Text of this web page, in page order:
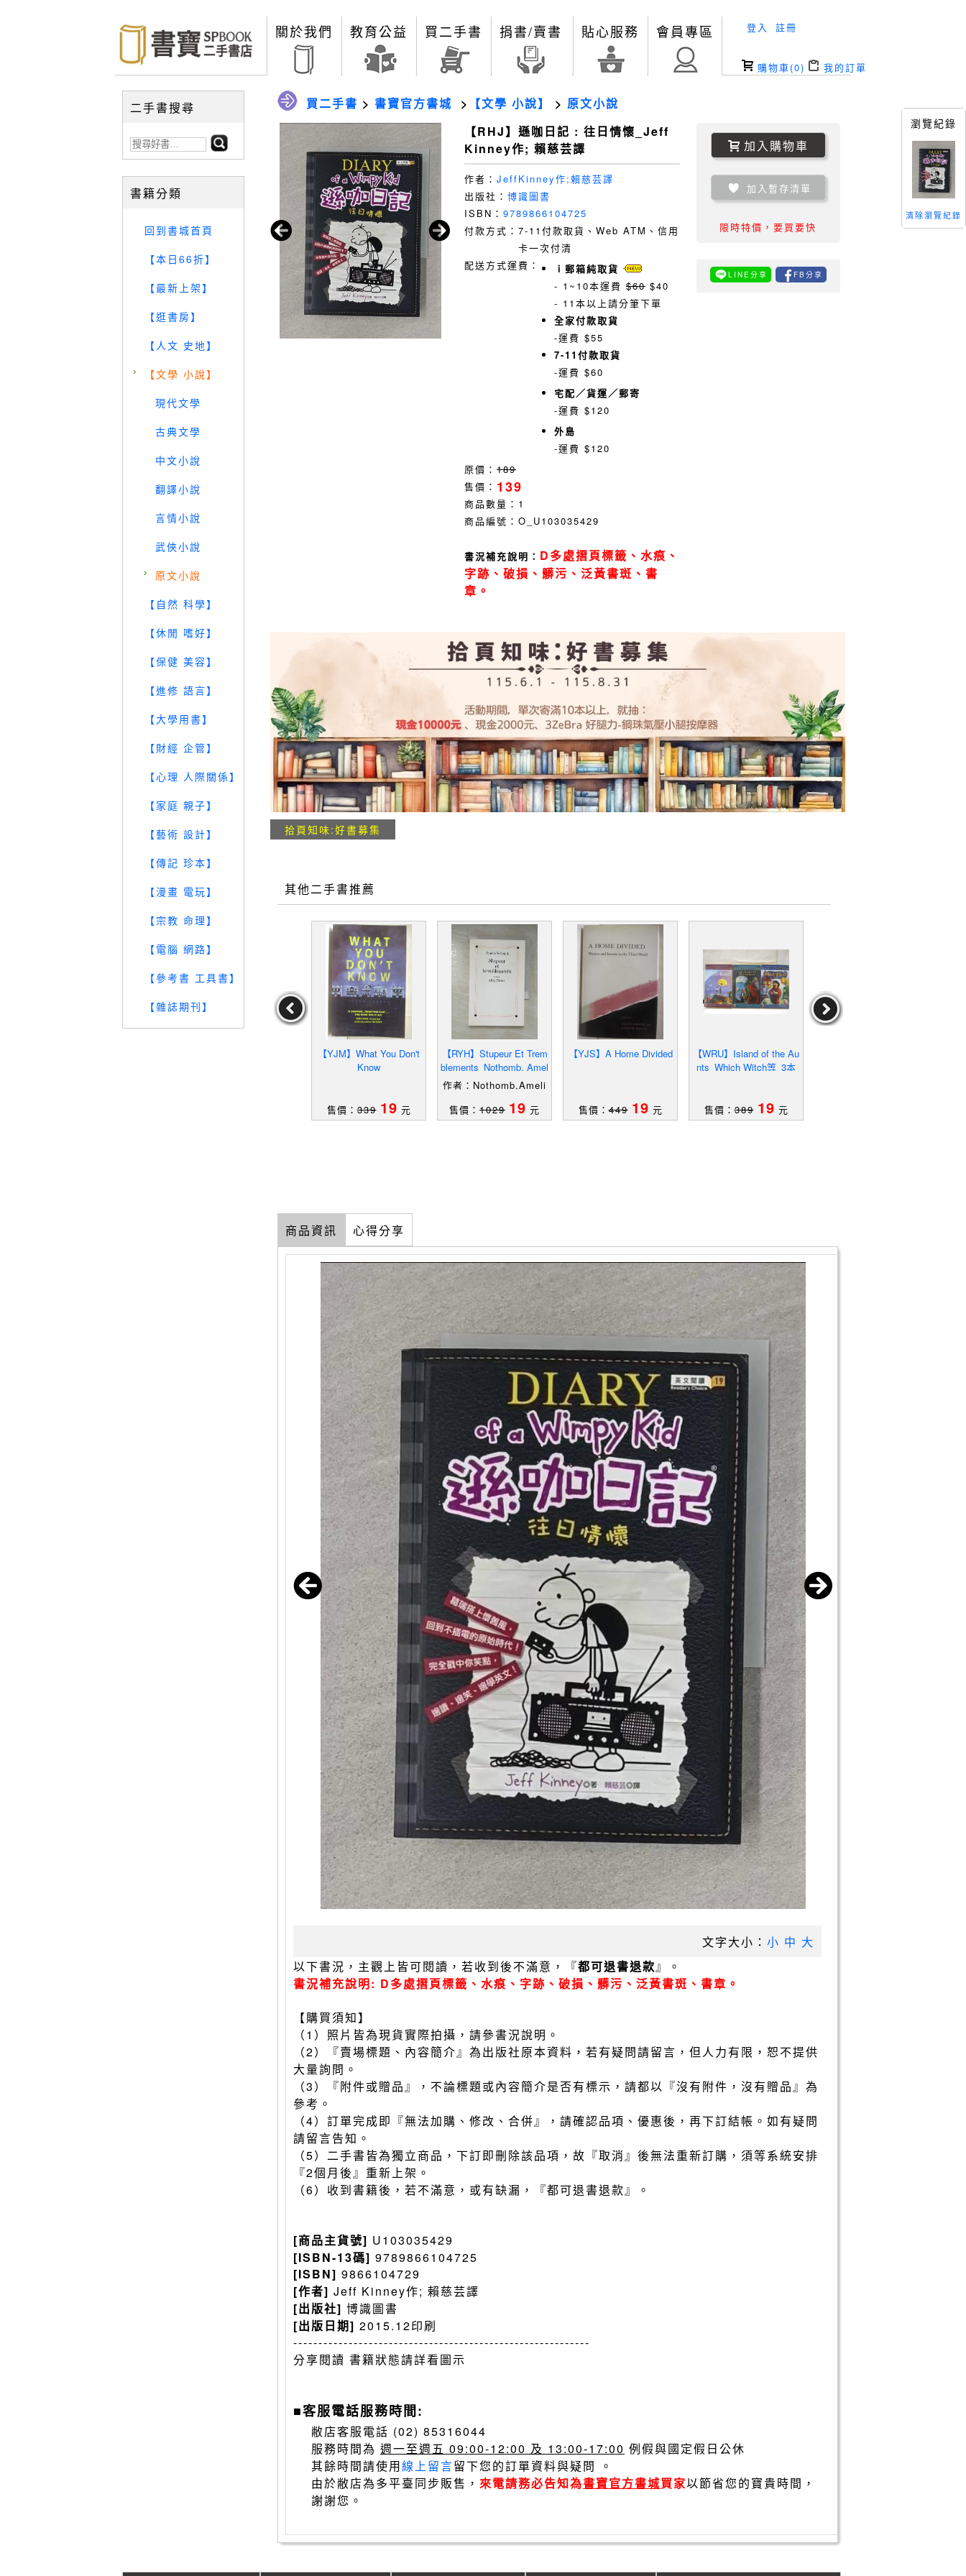
關於我們 教育公益 買二手書 捐書/賣書 貼心服務 會員專區 登入 註冊
購物車(0) 我的訂單
二手書搜尋
書籍分類
回到書城首頁
【本日66折】
【最新上架】
【逛書房】
【人文 史地】
【文學 小說】
現代文學
古典文學
中文小說
翻譯小說
言情小說
武俠小說
原文小說
【自然 科學】
【休閒 嗜好】
【保健 美容】
【進修 語言】
【大學用書】
【財經 企管】
【心理 人際關係】
【家庭 親子】
【藝術 設計】
【傳記 珍本】
【漫畫 電玩】
【宗教 命理】
【電腦 網路】
【參考書 工具書】
【雜誌期刊】
買二手書 > 書寶官方書城 > 【文學 小說】 > 原文小說
【RHJ】遜咖日記 : 往日情懷_Jeff
Kinney作; 賴慈芸譯
作者： JeffKinney作;賴慈芸譯
出版社： 博識圖書
ISBN： 9789866104725
付款方式： 7-11付款取貨、Web ATM、信用
卡一次付清
配送方式運費：
ｉ郵箱純取貨
- 1~10本運費 $60 $40
- 11本以上請分筆下單
全家付款取貨
-運費 $55
7-11付款取貨
-運費 $60
宅配／貨運／郵寄
-運費 $120
外島
-運費 $120
原價： 189
售價： 139
商品數量： 1
商品編號： O_U103035429
書況補充說明： D多處摺頁標籤、水痕、
字跡、破損、髒污、泛黃書斑、書
章。
加入購物車
加入暫存清單
限時特價，要買要快
LINE分享 FB分享
拾頁知味:好書募集
其他二手書推薦
【YJM】What You Don't
Know
售價：339 19 元
【RYH】Stupeur Et Trem
blements_Nothomb, Amel
ie
作者：Nothomb,Ameli
售價： 1029 19 元
【YJS】A Home Divided
售價：449 19 元
【WRU】Island of the Au
nts_Which Witch等_3本
售價：389 19 元
商品資訊 心得分享
文字大小： 小 中 大
以下書況，主觀上皆可閱讀，若收到後不滿意，『都可退書退款』。
書況補充說明: D多處摺頁標籤、水痕、字跡、破損、髒污、泛黃書斑、書章。
【購買須知】
（1）照片皆為現貨實際拍攝，請參書況說明。
（2）『賣場標題、內容簡介』為出版社原本資料，若有疑問請留言，但人力有限，恕不提供
大量詢問。
（3）『附件或贈品』，不論標題或內容簡介是否有標示，請都以『沒有附件，沒有贈品』為
參考。
（4）訂單完成即『無法加購、修改、合併』，請確認品項、優惠後，再下訂結帳。如有疑問
請留言告知。
（5）二手書皆為獨立商品，下訂即刪除該品項，故『取消』後無法重新訂購，須等系統安排
『2個月後』重新上架。
（6）收到書籍後，若不滿意，或有缺漏，『都可退書退款』。
[商品主貨號] U103035429
[ISBN-13碼] 9789866104725
[ISBN] 9866104729
[作者] Jeff Kinney作; 賴慈芸譯
[出版社] 博識圖書
[出版日期] 2015.12印刷
-----------------------------------------------------------
分享閱讀 書籍狀態請詳看圖示
■客服電話服務時間:
敝店客服電話 (02) 85316044
服務時間為 週一至週五 09:00-12:00 及 13:00-17:00 例假與國定假日公休
其餘時間請使用線上留言留下您的訂單資料與疑問 。
由於敝店為多平臺同步販售， 來電請務必告知為書寶官方書城買家以節省您的寶貴時間，
謝謝您。
瀏覽紀錄
清除瀏覽紀錄